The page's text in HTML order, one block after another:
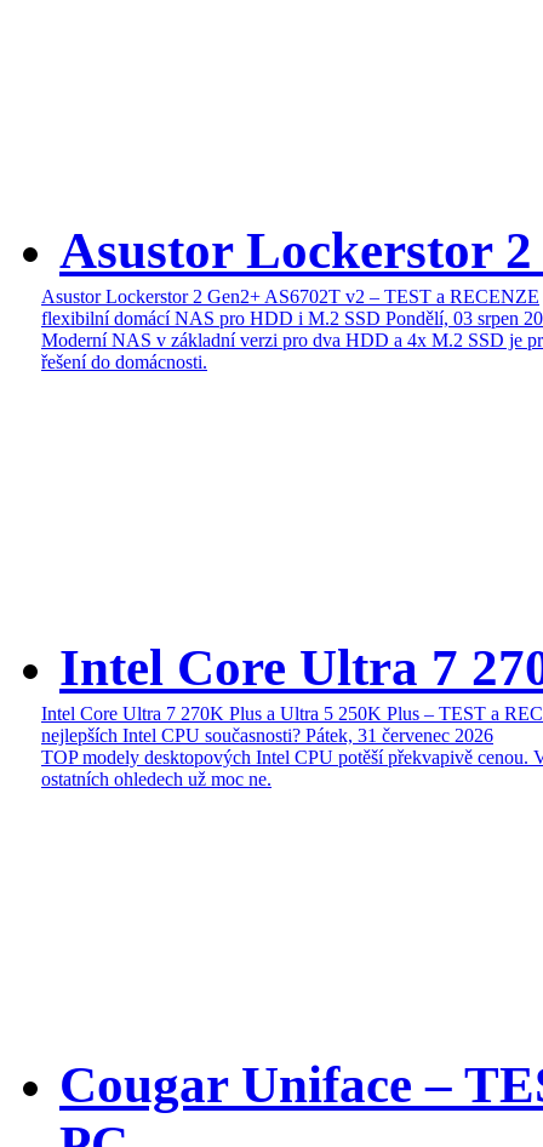
Asustor Lockerstor
Asustor Lockerstor 2 Gen2+ AS6702T v2 – TEST a RECENZE
flexibilní domácí NAS pro HDD i M.2 SSD Pondělí, 03 srpen
Moderní NAS v základní verzi pro dva HDD a 4x M.2 SSD je
řešení do domácnosti.
Intel Core Ultra 7
Intel Core Ultra 7 270K Plus a Ultra 5 250K Plus – TEST a
nejlepších Intel CPU současnosti? Pátek, 31 červenec 2026
TOP modely desktopových Intel CPU potěší překvapivě cenou.
ostatních ohledech už moc ne.
Cougar Uniface –